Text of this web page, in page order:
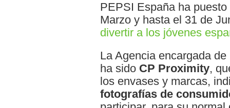
PEPSI España ha
Marzo y hasta el 31 de
divertir a los jóvenes
La Agencia encargada
ha sido CP Proximity,
los envases y marcas,
fotografías de